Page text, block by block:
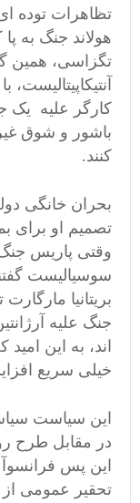
تظاهرات توده
هولاند جنگ به
تگزاسی، همین
کارگر علیه یک
باشور و شوق
کنند.
بحران خانگی
تصمیم او برای
وقتی پاریس
سوسیالیست
جنگ علیه
اند، به این
خیلی سریع
این سیاست
در مقابل طرح
تحقیر عمومی